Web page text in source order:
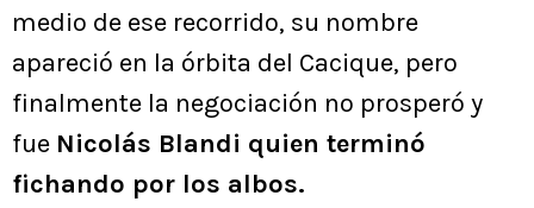
medio de ese recorrido, su nombre
apareció en la órbita del Cacique, pero
finalmente la negociación no prosperó y
fue Nicolás Blandi quien terminó
fichando por los albos.